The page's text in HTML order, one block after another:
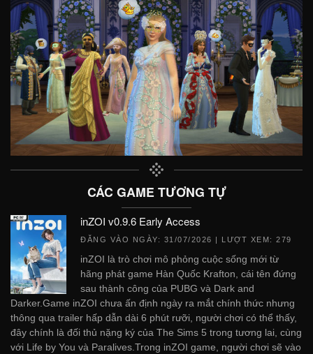
CÁC GAME TƯƠNG TỰ
inZOI v0.9.6 Early Access
ĐĂNG VÀO NGÀY: 31/07/2026 | LƯỢT XEM: 279
inZOI là trò chơi mô phỏng cuộc sống mới từ
hãng phát game Hàn Quốc Krafton, cái tên đứng
sau thành công của PUBG và Dark and
Darker.Game inZOI chưa ấn định ngày ra mắt chính thức nhưng
thông qua trailer hấp dẫn dài 6 phút rưỡi, người chơi có thể thấy,
đây chính là đối thủ nặng ký của The Sims 5 trong tương lai, cùng
với Life by You và Paralives.Trong inZOI game, người chơi sẽ vào